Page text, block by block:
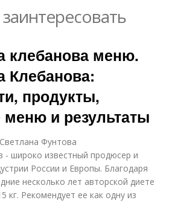
клебанова меню.
Клебанова:
продукты,
и результаты
Фунтова
- широко известный продюсер и
России и Европы. Благодаря
несколько лет авторской диете
кг. Рекомендует ее как одну из